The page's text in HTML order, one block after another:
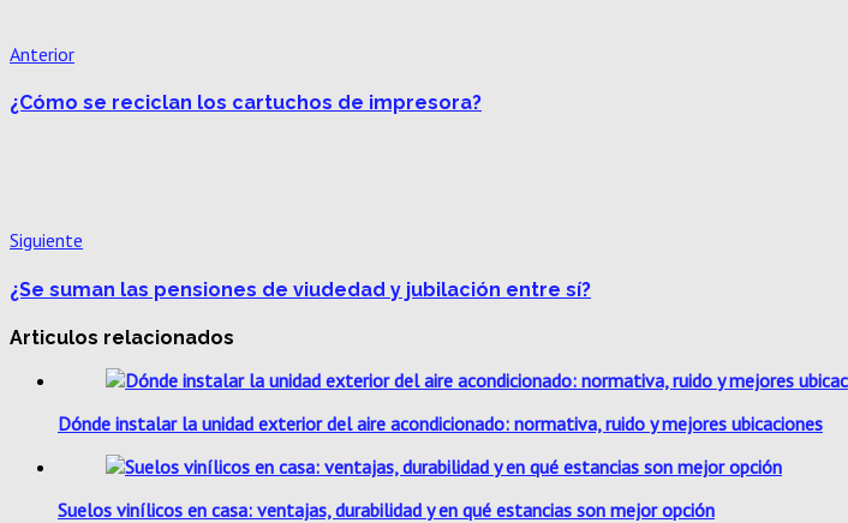
Anterior
¿Cómo se reciclan los cartuchos de impresora?
Siguiente
¿Se suman las pensiones de viudedad y jubilación entre sí?
Articulos relacionados
Dónde instalar la unidad exterior del aire acondicionado: normativa, ruido y mejores ubicaciones
Suelos vinílicos en casa: ventajas, durabilidad y en qué estancias son mejor opción